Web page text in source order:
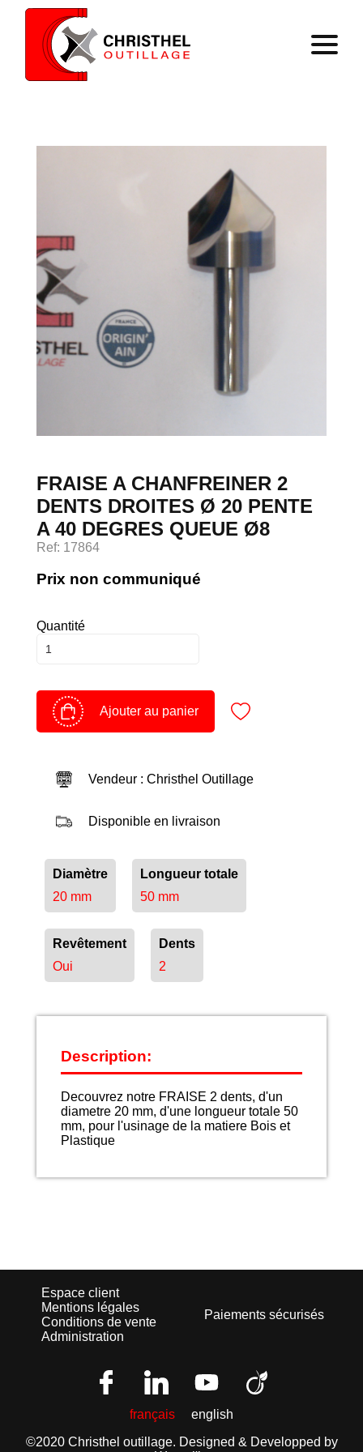
Catalogue
Contact
Devenir client
FRAISE A CHANFREINER 2
DENTS DROITES Ø 20 PENTE
A 40 DEGRES QUEUE Ø8
Ref: 17864
Prix non communiqué
Quantité
Ajouter au panier
Vendeur : Christhel Outillage
Disponible en livraison
Diamètre
20 mm
Longueur totale
50 mm
Revêtement
Oui
Dents
2
Description:
Decouvrez notre FRAISE 2 dents, d'un
diametre 20 mm, d'une longueur totale 50
mm, pour l'usinage de la matiere Bois et
Plastique
Espace client
Mentions légales
Conditions de vente
Administration
Paiements sécurisés
français
english
©2020 Christhel outillage. Designed & Developped by